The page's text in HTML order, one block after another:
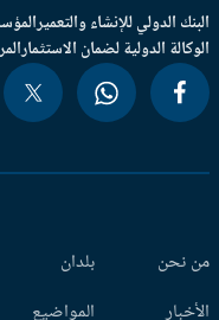
الدولي للإنشاء والتعميرالمؤسسة
الدولية لضمان الاستثمار
نحن
بلدان
المواضيع